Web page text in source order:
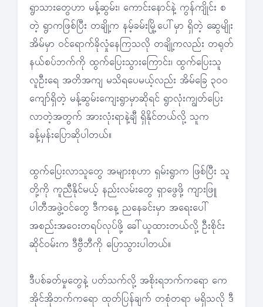
ရွာသားတွေဟာ မန့်ဆွမ်း၊ ကောင်းနောင်နဲ့ ကွန်ကျိုင်း စ
တဲ့ ရွာကဖြစ်ပြီး တချို့က နမ့်ခမ်းမြို့ပေါ်မှာ ရှိတဲ့ ဆွေမျိုး
အိမ်မှာ ဝင်ရောက်ခိုလှုံနေကြသလို တချို့ကလည်း တရုတ်
နယ်စပ်ဘက်ကို ထွက်ပြေးသွားကြောင်း၊ ထွက်ပြေးသူ
လူဦးရေ အတိအကျ မသိရပေမယ့်လည်း အိမ်ခြေ ၃၀၀
ကျော်ရှိတဲ့ မန့်ဆွမ်းကျေးရွာမှာဆိုရင် ရွာလုံးကျွတ်ပြေး
လာတဲ့အတွက် အားလုံးရာနဲ့ချီ ရှိနိုင်တယ်လို့ သူက
ခန့်မှန်းပြောဆိုပါတယ်။
ထွက်ပြေးလာသူတွေ အများစုဟာ ရှမ်းရွာက ဖြစ်ပြီး သူ
တို့ကို ကူညီနိုင်မယ့် နည်းလမ်းတွေ ရှာဖွေဖို့ ကျားဖြူ
ပါတီအဖွဲ့ဝင်တွေ ဒီကနေ့ ညနေခင်းမှာ အရေးပေါ်
အစည်းအဝေးတရပ်လုပ်ဖို့ ခေါ်ယူထားတယ်လို့ ဦးစိုင်း
ဆိုင်ဝမ်းက ဒီဗွီဘီကို ပြောသွားပါတယ်။
ဒီပစ်ခတ်မှုတွေနဲ့ ပတ်သက်လို့ အစိုးရဘက်ကရော ကေ
အိုင်အိုဘက်ကရော ထုတ်ပြန်ချက် တစုံတရာ မရှိသလို ဒီ